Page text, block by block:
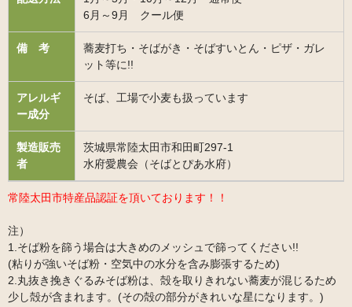
6月～9月 クール便
備 考
蕎麦打ち・そばがき・そばすいとん・ピザ・ガレ
ット等に!!
アレルギ
ー成分
そば、工場で小麦も扱っています
製造販売
者
茨城県常陸太田市和田町297-1
水府愛農会（そばとぴあ水府）
常陸太田市特産品認証を頂いております！！
注）
1.そば粉を篩う場合は大きめのメッシュで篩ってください!!
(粘りが強いそば粉・空気中の水分を含み膨張するため)
2.丸抜き挽きぐるみそば粉は、殻を取りきれない蕎麦が混じるため
少し殻が含まれます。(その殻の部分がきれいな星になります。)